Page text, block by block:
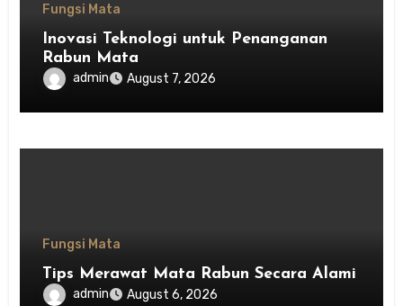
Fungsi Mata
Inovasi Teknologi untuk Penanganan
Rabun Mata
admin August 7, 2026
Fungsi Mata
Tips Merawat Mata Rabun Secara Alami
admin August 6, 2026